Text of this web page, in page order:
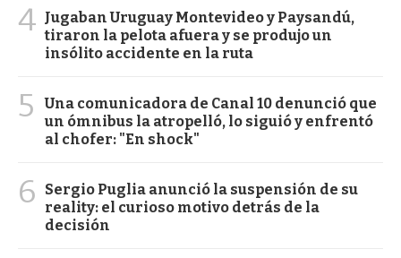
4 Jugaban Uruguay Montevideo y Paysandú,
tiraron la pelota afuera y se produjo un
insólito accidente en la ruta
5
Una comunicadora de Canal 10 denunció que
un ómnibus la atropelló, lo siguió y enfrentó
al chofer: "En shock"
6
Sergio Puglia anunció la suspensión de su
reality: el curioso motivo detrás de la
decisión